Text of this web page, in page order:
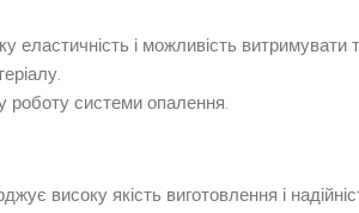
еластичність і можливість витримувати
роботу системи опалення.
високу якість виготовлення і